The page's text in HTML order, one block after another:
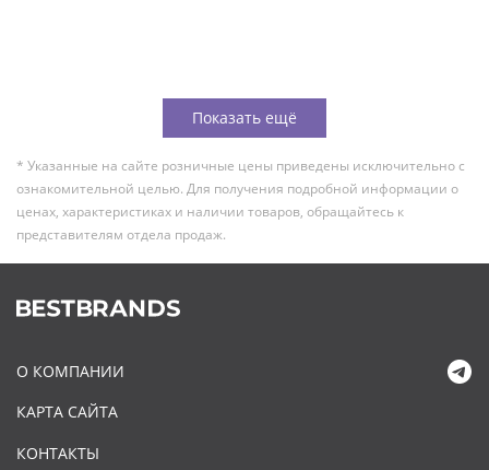
Показать ещё
* Указанные на сайте розничные цены приведены исключительно с
ознакомительной целью. Для получения подробной информации о
ценах, характеристиках и наличии товаров, обращайтесь к
представителям отдела продаж.
О КОМПАНИИ
КАРТА САЙТА
КОНТАКТЫ